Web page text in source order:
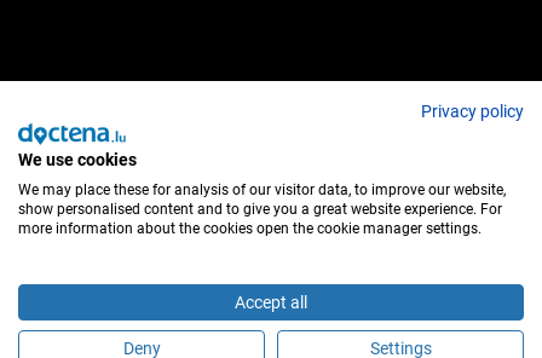
Privacy policy
We use cookies
We may place these for analysis of our visitor data, to improve our website,
show personalised content and to give you a great website experience. For
more information about the cookies open the cookie manager settings.
Accept all
Deny Settings